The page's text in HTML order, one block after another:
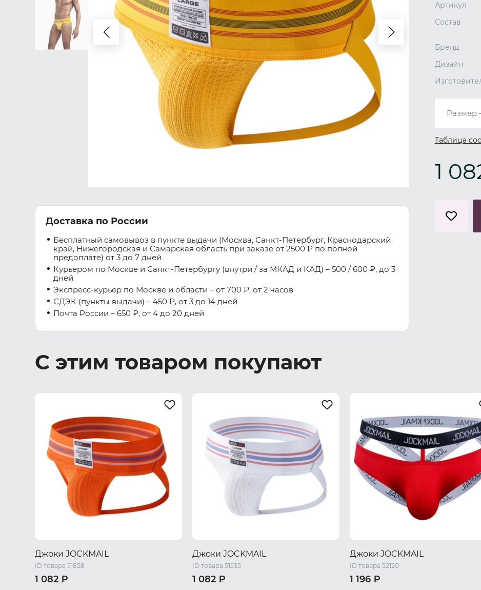
Доставка по России
Бесплатный самовывоз в пункте выдачи (Москва, Санкт-Петербург, Краснодарский
край, Нижегородская и Самарская область при заказе от 2500 ₽ по полной
предоплате) от 3 до 7 дней
Курьером по Москве и Санкт-Петербургу (внутри / за МКАД и КАД) – 500 / 600 ₽, до 3
дней
Экспресс-курьер по Москве и области – от 700 ₽, от 2 часов
СДЭК (пункты выдачи) – 450 ₽, от 3 до 14 дней
Почта России – 650 ₽, от 4 до 20 дней
Артикул
Состав
Бренд
Дизайн
Размер
Таблица
1
С этим товаром покупают
Джоки JOCKMAIL
ID товара 51858
1 082 ₽
Джоки JOCKMAIL
ID товара 51535
1 082 ₽
Джоки JOCKMAIL
ID товара 52120
1 196 ₽